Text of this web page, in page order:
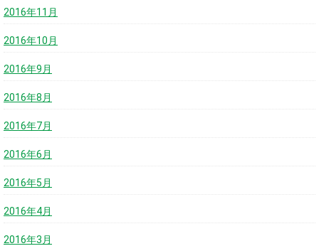
2016年11月
2016年10月
2016年9月
2016年8月
2016年7月
2016年6月
2016年5月
2016年4月
2016年3月